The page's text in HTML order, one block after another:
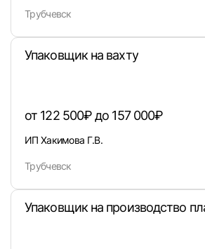
Трубчевск
Упаковщик на вахту
от 122 500₽ до 157 000₽
ИП Хакимова Г.В.
Трубчевск
Упаковщик на производство